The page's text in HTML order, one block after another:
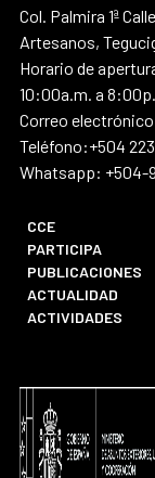
Col. Palmira 1ª
Artesanos,
Horario de
10:00a.m. a
Correo
Teléfono:+504
Whatsapp: +504-
CCE
PARTICIPA
PUBLICACIONES
ACTUALIDAD
ACTIVIDADES